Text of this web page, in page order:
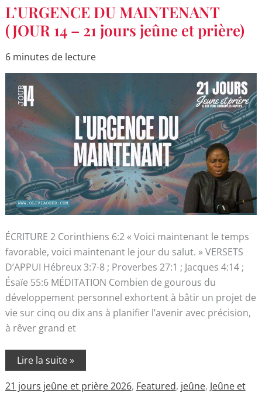
L’URGENCE DU MAINTENANT
(JOUR 14 – 21 jours jeûne et prière)
6 minutes de lecture
ÉCRITURE 2 Corinthiens 6:2 « Voici maintenant le temps
favorable, voici maintenant le jour du salut. » VERSETS
D’APPUI Hébreux 3:7-8 ; Proverbes 27:1 ; Jacques 4:14 ;
Ésaïe 55:6 MÉDITATION Combien de gourous du
développement personnel exhortent à bâtir un projet de
vie sur cinq ou dix ans à planifier l’avenir avec précision,
à rêver grand et
L’URGENCE
DU
MAINTENANT
(JOUR
–
21
jours
jeûne
et
prière)
Lire la suite »
21 jours jeûne et prière 2026, Featured, jeûne, Jeûne et